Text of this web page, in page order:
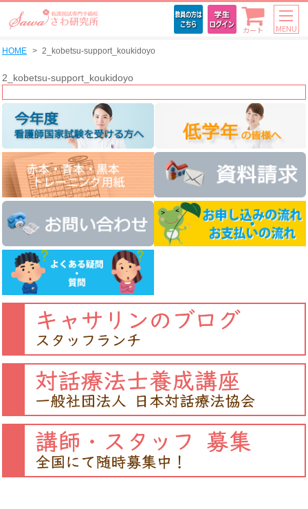
カート MENU
HOME 2_kobetsu-support_koukidoyo
2_kobetsu-support_koukidoyo